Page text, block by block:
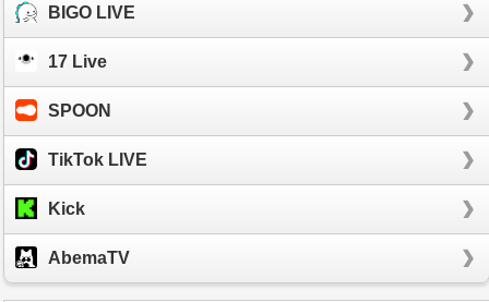
BIGO LIVE
17 Live
SPOON
TikTok LIVE
Kick
AbemaTV